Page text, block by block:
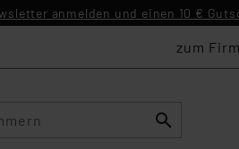
anmelden und einen 10 €
zum